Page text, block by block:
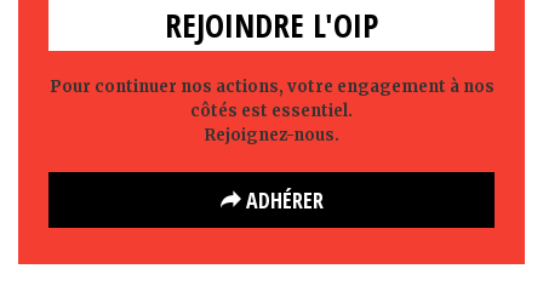
REJOINDRE L'OIP
Pour continuer nos actions, votre engagement à nos
côtés est essentiel.
Rejoignez-nous.
ADHÉRER